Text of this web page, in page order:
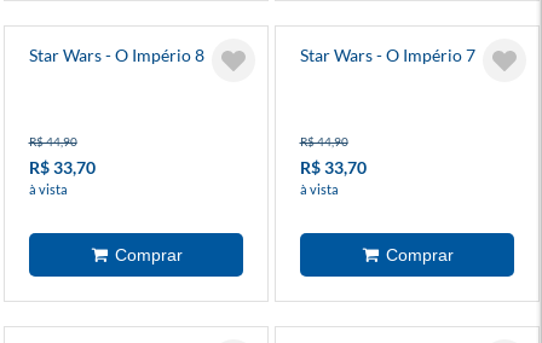
Star Wars - O Império 8
R$ 44,90
R$ 33,70
à vista
Star Wars - O Império 7
R$ 44,90
R$ 33,70
à vista